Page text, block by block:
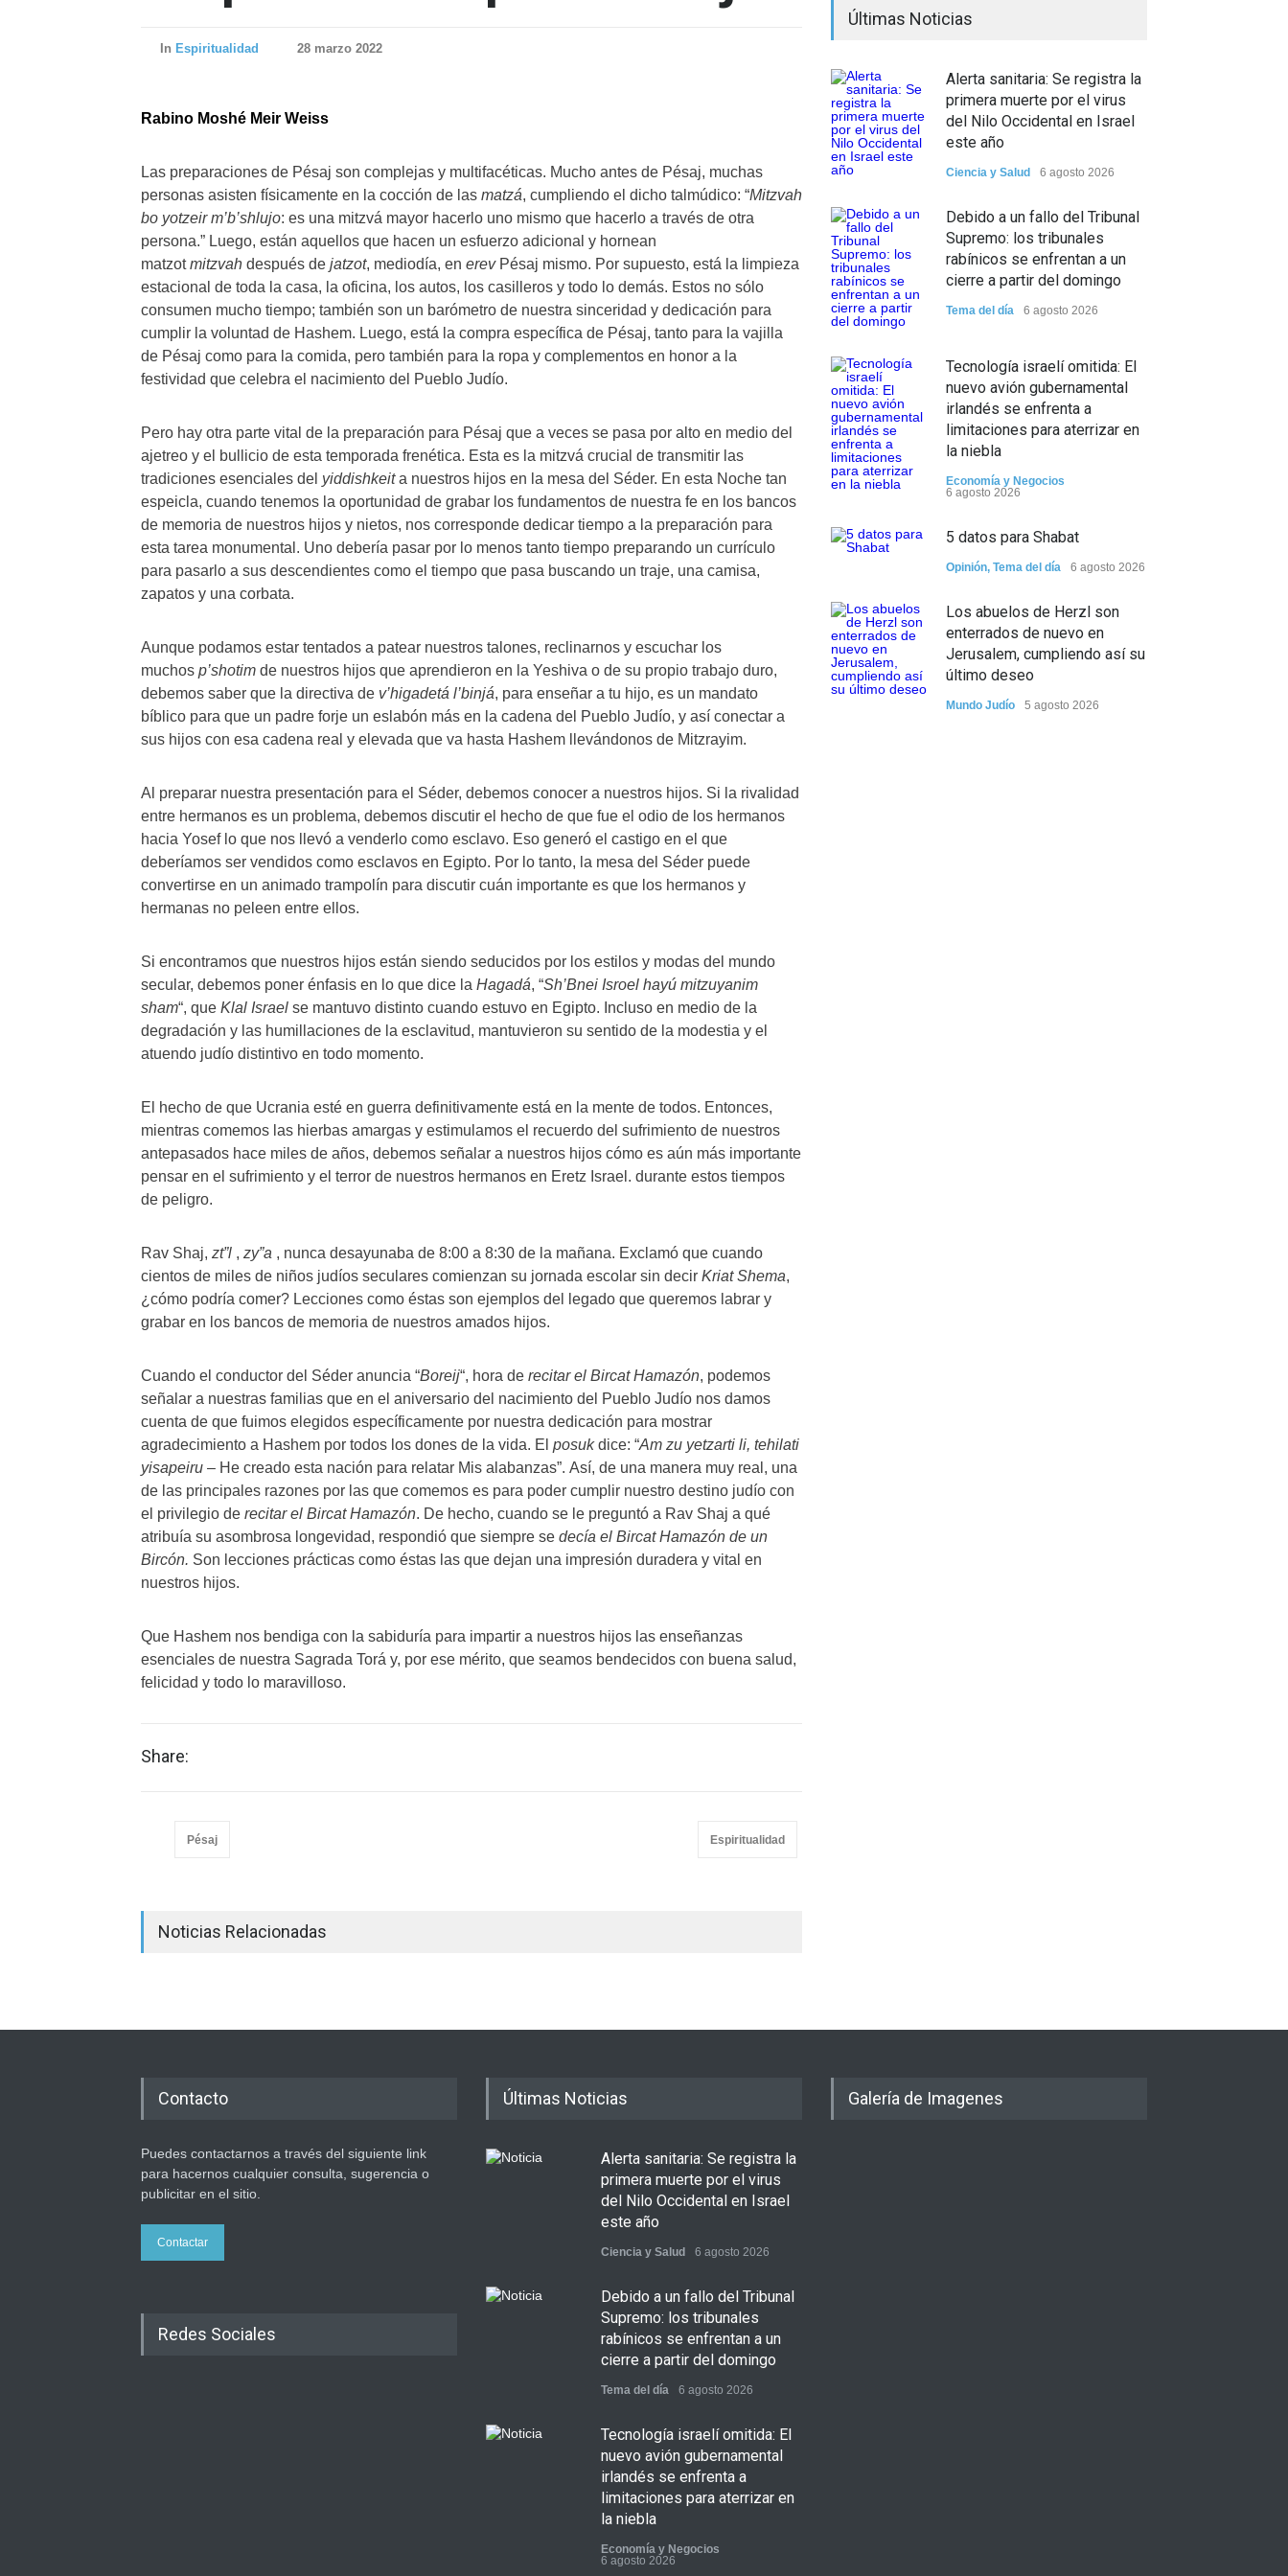
In Espiritualidad 28 marzo 2022
Rabino Moshé Meir Weiss
Las preparaciones de Pésaj son complejas y multifacéticas. Mucho antes de Pésaj, muchas
personas asisten físicamente en la cocción de las matzá, cumpliendo el dicho talmúdico: “Mitzvah
bo yotzeir m’b’shlujo: es una mitzvá mayor hacerlo uno mismo que hacerlo a través de otra
persona.” Luego, están aquellos que hacen un esfuerzo adicional y hornean
matzotmitzvah después de jatzot, mediodía, en erev Pésaj mismo. Por supuesto, está la limpieza
estacional de toda la casa, la oficina, los autos, los casilleros y todo lo demás. Estos no sólo
consumen mucho tiempo; también son un barómetro de nuestra sinceridad y dedicación para
cumplir la voluntad de Hashem. Luego, está la compra específica de Pésaj, tanto para la vajilla
de Pésaj como para la comida, pero también para la ropa y complementos en honor a la
festividad que celebra el nacimiento del Pueblo Judío.
Pero hay otra parte vital de la preparación para Pésaj que a veces se pasa por alto en medio del
ajetreo y el bullicio de esta temporada frenética. Esta es la mitzvá crucial de transmitir las
tradiciones esenciales del yiddishkeita nuestros hijos en la mesa del Séder. En esta Noche tan
espeicla, cuando tenemos la oportunidad de grabar los fundamentos de nuestra fe en los bancos
de memoria de nuestros hijos y nietos, nos corresponde dedicar tiempo a la preparación para
esta tarea monumental. Uno debería pasar por lo menos tanto tiempo preparando un currículo
para pasarlo a sus descendientes como el tiempo que pasa buscando un traje, una camisa,
zapatos y una corbata.
Aunque podamos estar tentados a patear nuestros talones, reclinarnos y escuchar los
muchos p’shotim de nuestros hijos que aprendieron en la Yeshiva o de su propio trabajo duro,
debemos saber que la directiva de v’higadetá l’binjá, para enseñar a tu hijo, es un mandato
bíblico para que un padre forje un eslabón más en la cadena del Pueblo Judío, y así conectar a
sus hijos con esa cadena real y elevada que va hasta Hashem llevándonos de Mitzrayim.
Al preparar nuestra presentación para el Séder, debemos conocer a nuestros hijos. Si la rivalidad
entre hermanos es un problema, debemos discutir el hecho de que fue el odio de los hermanos
hacia Yosef lo que nos llevó a venderlo como esclavo. Eso generó el castigo en el que
deberíamos ser vendidos como esclavos en Egipto. Por lo tanto, la mesa del Séder puede
convertirse en un animado trampolín para discutir cuán importante es que los hermanos y
hermanas no peleen entre ellos.
Si encontramos que nuestros hijos están siendo seducidos por los estilos y modas del mundo
secular, debemos poner énfasis en lo que dice la Hagadá, “Sh’Bnei Isroel hayú mitzuyanim
sham“, que Klal Israel se mantuvo distinto cuando estuvo en Egipto. Incluso en medio de la
degradación y las humillaciones de la esclavitud, mantuvieron su sentido de la modestia y el
atuendo judío distintivo en todo momento.
El hecho de que Ucrania esté en guerra definitivamente está en la mente de todos. Entonces,
mientras comemos las hierbas amargas y estimulamos el recuerdo del sufrimiento de nuestros
antepasados ​​hace miles de años, debemos señalar a nuestros hijos cómo es aún más importante
pensar en el sufrimiento y el terror de nuestros hermanos en Eretz Israel. durante estos tiempos
de peligro.
Rav Shaj, zt”l , zy”a , nunca desayunaba de 8:00 a 8:30 de la mañana. Exclamó que cuando
cientos de miles de niños judíos seculares comienzan su jornada escolar sin decir Kriat Shema,
¿cómo podría comer? Lecciones como éstas son ejemplos del legado que queremos labrar y
grabar en los bancos de memoria de nuestros amados hijos.
Cuando el conductor del Séder anuncia “Boreij“, hora de recitar el Bircat Hamazón, podemos
señalar a nuestras familias que en el aniversario del nacimiento del Pueblo Judío nos damos
cuenta de que fuimos elegidos específicamente por nuestra dedicación para mostrar
agradecimiento a Hashem por todos los dones de la vida. El posukdice: “Am zu yetzarti li, tehilati
yisapeiru – He creado esta nación para relatar Mis alabanzas”. Así, de una manera muy real, una
de las principales razones por las que comemos es para poder cumplir nuestro destino judío con
el privilegio de recitar el Bircat Hamazón. De hecho, cuando se le preguntó a Rav Shaj a qué
atribuía su asombrosa longevidad, respondió que siempre se decía el Bircat Hamazón de un
Bircón. Son lecciones prácticas como éstas las que dejan una impresión duradera y vital en
nuestros hijos.
Que Hashem nos bendiga con la sabiduría para impartir a nuestros hijos las enseñanzas
esenciales de nuestra Sagrada Torá y, por ese mérito, que seamos bendecidos con buena salud,
felicidad y todo lo maravilloso.
Share:
Pésaj Espiritualidad
Noticias Relacionadas
Últimas Noticias
Alerta sanitaria: Se registra la
primera muerte por el virus
del Nilo Occidental en Israel
este año
Ciencia y Salud 6 agosto 2026
Debido a un fallo del Tribunal
Supremo: los tribunales
rabínicos se enfrentan a un
cierre a partir del domingo
Tema del día 6 agosto 2026
Tecnología israelí omitida: El
nuevo avión gubernamental
irlandés se enfrenta a
limitaciones para aterrizar en
la niebla
Economía y Negocios
6 agosto 2026
5 datos para Shabat
Opinión, Tema del día 6 agosto 2026
Los abuelos de Herzl son
enterrados de nuevo en
Jerusalem, cumpliendo así su
último deseo
Mundo Judío 5 agosto 2026
Contacto
Puedes contactarnos a través del siguiente link
para hacernos cualquier consulta, sugerencia o
publicitar en el sitio.
Contactar
Redes Sociales
Últimas Noticias
Alerta sanitaria: Se registra la
primera muerte por el virus
del Nilo Occidental en Israel
este año
Ciencia y Salud 6 agosto 2026
Debido a un fallo del Tribunal
Supremo: los tribunales
rabínicos se enfrentan a un
cierre a partir del domingo
Tema del día 6 agosto 2026
Tecnología israelí omitida: El
nuevo avión gubernamental
irlandés se enfrenta a
limitaciones para aterrizar en
la niebla
Economía y Negocios
6 agosto 2026
Galería de Imagenes